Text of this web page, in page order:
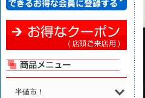
半値市！